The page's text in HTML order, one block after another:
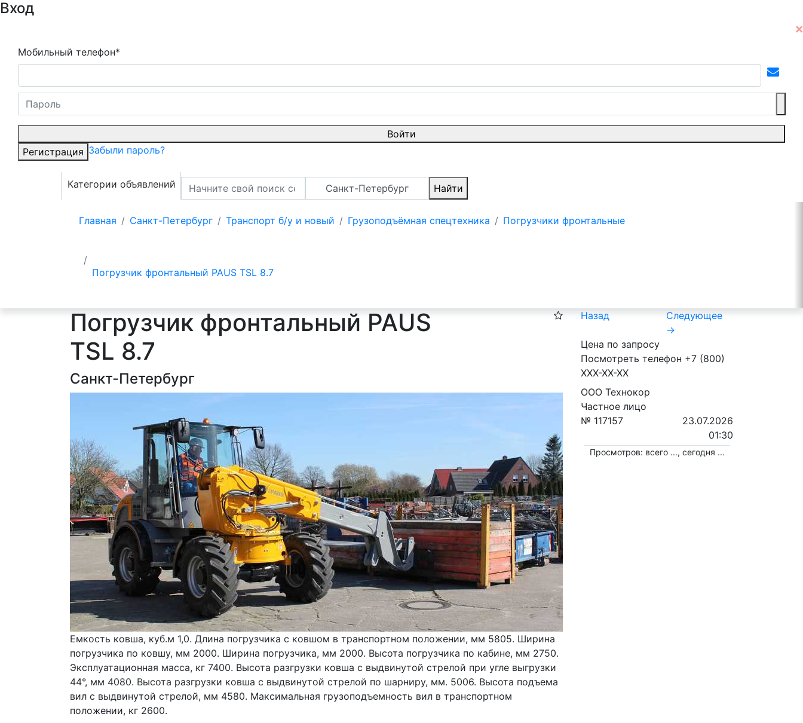
Вход
Мобильный телефон*
Войти
Регистрация Забыли пароль?
Категории объявлений Санкт-Петербург Найти
Главная Санкт-Петербург Транспорт б/у и новый Грузоподъёмная спецтехника Погрузчики фронтальные
Погрузчик фронтальный PAUS TSL 8.7
Погрузчик фронтальный PAUS
TSL 8.7
Санкт-Петербург
Емкость ковша, куб.м 1,0. Длина погрузчика с ковшом в транспортном положении, мм 5805. Ширина
погрузчика по ковшу, мм 2000. Ширина погрузчика, мм 2000. Высота погрузчика по кабине, мм 2750.
Эксплуатационная масса, кг 7400. Высота разгрузки ковша с выдвинутой стрелой при угле выгрузки
44°, мм 4080. Высота разгрузки ковша с выдвинутой стрелой по шарниру, мм. 5006. Высота подъема
вил с выдвинутой стрелой, мм 4580. Максимальная грузоподъемность вил в транспортном
положении, кг 2600.
Назад
Следующее
→
Цена по запросу
Посмотреть телефон +7 (800)
XXX-XX-XX
ООО Технокор
Частное лицо
№ 117157
23.07.2026
01:30
Просмотров: всего ..., сегодня ...